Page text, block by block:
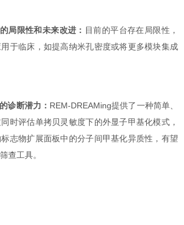
局限性和未来改进： 目前的平台存在局限性，
于临床，如提高纳米孔密度或将更多模块集成
诊断潜力： REM-DREAMing提供了一种简单、
时评估单拷贝灵敏度下的外显子甲基化模式，
志物扩展面板中的分子间甲基化异质性，有望
查工具。